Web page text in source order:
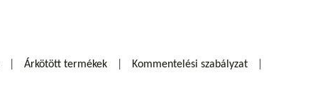
Árkötött termékek Kommentelési szabályzat